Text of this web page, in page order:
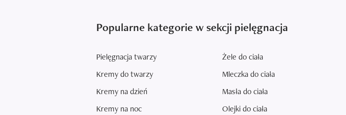
Popularne kategorie w sekcji pielęgnacja
Pielęgnacja twarzy
Kremy do twarzy
Kremy na dzień
Kremy na noc
Żele do ciała
Mleczka do ciała
Masła do ciała
Olejki do ciała